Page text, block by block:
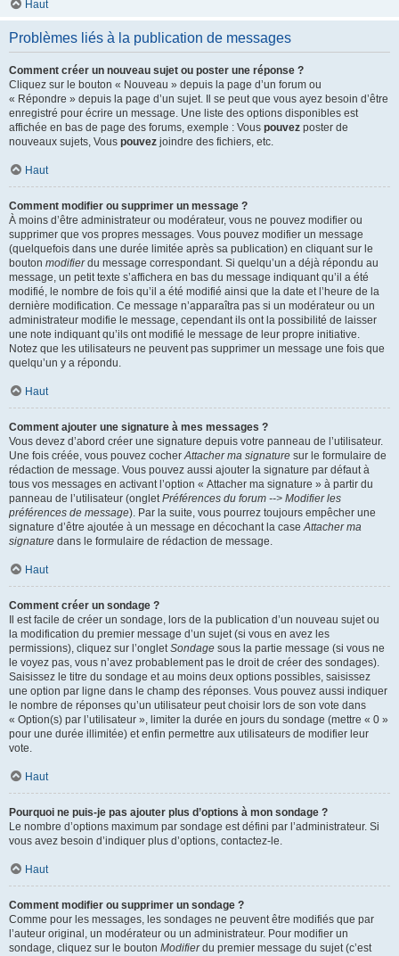
Haut
Problèmes liés à la publication de messages
Comment créer un nouveau sujet ou poster une réponse ?
Cliquez sur le bouton « Nouveau » depuis la page d’un forum ou
« Répondre » depuis la page d’un sujet. Il se peut que vous ayez besoin d’être
enregistré pour écrire un message. Une liste des options disponibles est
affichée en bas de page des forums, exemple : Vous pouvez poster de
nouveaux sujets, Vous pouvez joindre des fichiers, etc.
Haut
Comment modifier ou supprimer un message ?
À moins d’être administrateur ou modérateur, vous ne pouvez modifier ou
supprimer que vos propres messages. Vous pouvez modifier un message
(quelquefois dans une durée limitée après sa publication) en cliquant sur le
bouton modifierdu message correspondant. Si quelqu’un a déjà répondu au
message, un petit texte s’affichera en bas du message indiquant qu’il a été
modifié, le nombre de fois qu’il a été modifié ainsi que la date et l’heure de la
dernière modification. Ce message n’apparaîtra pas si un modérateur ou un
administrateur modifie le message, cependant ils ont la possibilité de laisser
une note indiquant qu’ils ont modifié le message de leur propre initiative.
Notez que les utilisateurs ne peuvent pas supprimer un message une fois que
quelqu’un y a répondu.
Haut
Comment ajouter une signature à mes messages ?
Vous devez d’abord créer une signature depuis votre panneau de l’utilisateur.
Une fois créée, vous pouvez cocherAttacher ma signature sur le formulaire de
rédaction de message. Vous pouvez aussi ajouter la signature par défaut à
tous vos messages en activant l’option « Attacher ma signature » à partir du
panneau de l’utilisateur (ongletPréférences du forum --> Modifier les
préférences de message). Par la suite, vous pourrez toujours empêcher une
signature d’être ajoutée à un message en décochant la caseAttacher ma
signature dans le formulaire de rédaction de message.
Haut
Comment créer un sondage ?
Il est facile de créer un sondage, lors de la publication d’un nouveau sujet ou
la modification du premier message d’un sujet (si vous en avez les
permissions), cliquez sur l’ongletSondage sous la partie message (si vous ne
le voyez pas, vous n’avez probablement pas le droit de créer des sondages).
Saisissez le titre du sondage et au moins deux options possibles, saisissez
une option par ligne dans le champ des réponses. Vous pouvez aussi indiquer
le nombre de réponses qu’un utilisateur peut choisir lors de son vote dans
« Option(s) par l’utilisateur », limiter la durée en jours du sondage (mettre « 0 »
pour une durée illimitée) et enfin permettre aux utilisateurs de modifier leur
vote.
Haut
Pourquoi ne puis-je pas ajouter plus d’options à mon sondage ?
Le nombre d’options maximum par sondage est défini par l’administrateur. Si
vous avez besoin d’indiquer plus d’options, contactez-le.
Haut
Comment modifier ou supprimer un sondage ?
Comme pour les messages, les sondages ne peuvent être modifiés que par
l’auteur original, un modérateur ou un administrateur. Pour modifier un
sondage, cliquez sur le bouton Modifierdu premier message du sujet (c’est